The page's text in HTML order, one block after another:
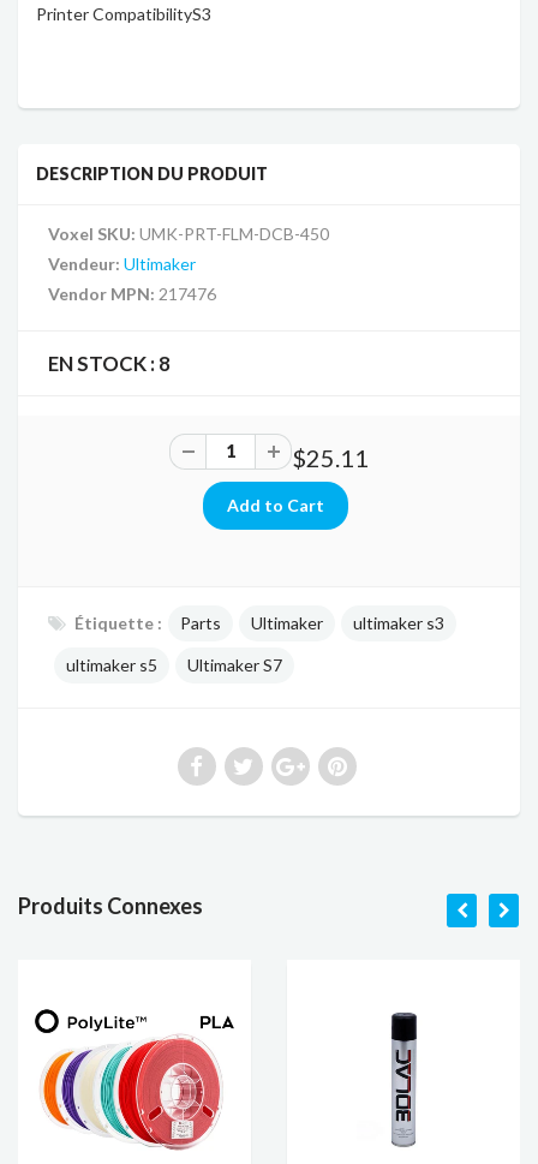
Printer CompatibilityS3
DESCRIPTION DU PRODUIT
Voxel SKU: UMK-PRT-FLM-DCB-450
Vendeur: Ultimaker
Vendor MPN: 217476
EN STOCK : 8
$25.11
Étiquette : Parts Ultimaker ultimaker s3
ultimaker s5 Ultimaker S7
Produits Connexes